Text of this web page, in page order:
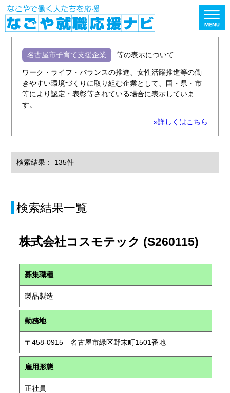
名古屋市子育て支援企業 等の表示について
ワーク・ライフ・バランスの推進、女性活躍推進等の働
きやすい環境づくりに取り組む企業として、国・県・市
等により認定・表彰等されている場合に表示していま
す。
»詳しくはこちら
検索結果： 135件
検索結果一覧
株式会社コスモテック (S260115)
募集職種
製品製造
勤務地
〒458-0915 名古屋市緑区野末町1501番地
雇用形態
正社員